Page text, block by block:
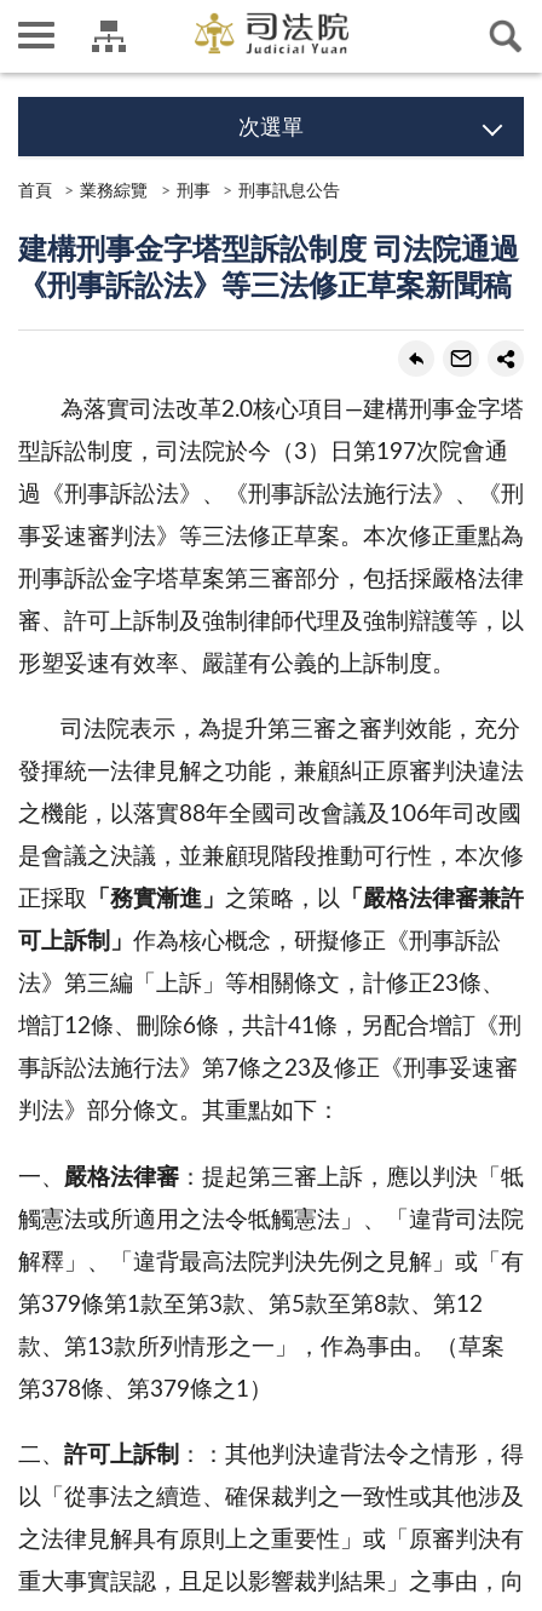
次選單
首頁 業務綜覽 刑事 刑事訊息公告
建構刑事金字塔型訴訟制度 司法院通過
《刑事訴訟法》等三法修正草案新聞稿
為落實司法改革2.0核心項目—建構刑事金字塔
型訴訟制度，司法院於今（3）日第197次院會通
過《刑事訴訟法》、《刑事訴訟法施行法》、《刑
事妥速審判法》等三法修正草案。本次修正重點為
刑事訴訟金字塔草案第三審部分，包括採嚴格法律
審、許可上訴制及強制律師代理及強制辯護等，以
形塑妥速有效率、嚴謹有公義的上訴制度。
司法院表示，為提升第三審之審判效能，充分
發揮統一法律見解之功能，兼顧糾正原審判決違法
之機能，以落實88年全國司改會議及106年司改國
是會議之決議，並兼顧現階段推動可行性，本次修
正採取
「務實漸進」 之策略，以 「嚴格法律審兼許
可上訴制」 作為核心概念，研擬修正《刑事訴訟
法》第三編「上訴」等相關條文，計修正23條、
增訂12條、刪除6條，共計41條，另配合增訂《刑
事訴訟法施行法》第7條之23及修正《刑事妥速審
判法》部分條文。其重點如下：
一、 嚴格法律審 ：提起第三審上訴，應以判決「牴
觸憲法或所適用之法令牴觸憲法」、「違背司法院
解釋」、「違背最高法院判決先例之見解」或「有
第379條第1款至第3款、第5款至第8款、第12
款、第13款所列情形之一」，作為事由。（草案
第378條、第379條之1）
二、 許可上訴制
：：其他判決違背法令之情形，得
以「從事法之續造、確保裁判之一致性或其他涉及
之法律見解具有原則上之重要性」或「原審判決有
重大事實誤認，且足以影響裁判結果」之事由，向